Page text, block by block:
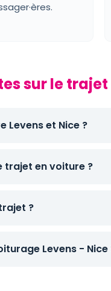
sur le trajet
Levens et Nice ?
trajet en voiture ?
?
Levens - Nice